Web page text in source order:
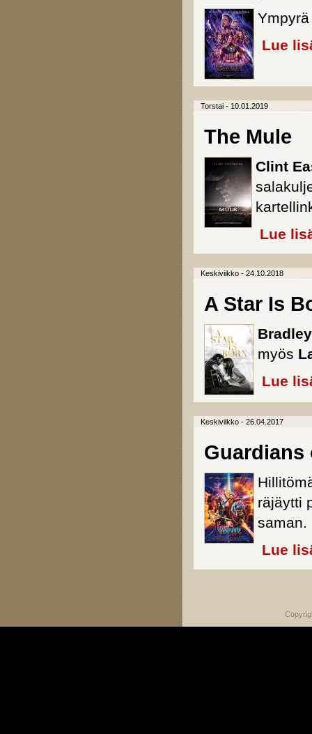
Lue
Torstai - 10.01.2019
The Mule
Clint
Lue
Keskiviikko - 24.10.2018
A Star Is
myös
Lue
Keskiviikko - 26.04.2017
Guardians
räjäytti
saman.
Lue